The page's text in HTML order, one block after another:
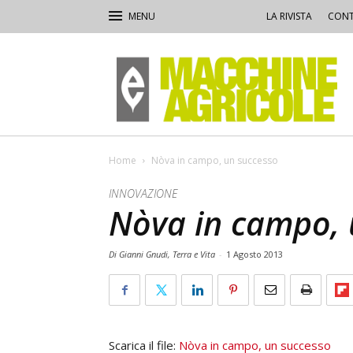
LA RIVISTA
Macchine
Agricole
Home Nòva in campo, un successo
INNOVAZIONE
Nòva in campo,
Di Gianni Gnudi, Terra e Vita - 1 Agosto 2013
Scarica il file: Nòva in campo, un successo